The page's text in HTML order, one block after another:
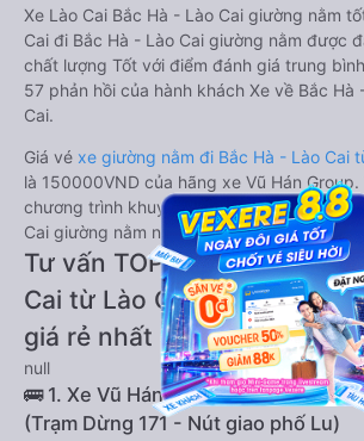
Xe Lào Cai Bắc Hà - Lào Cai giường nằm
Cai đi Bắc Hà - Lào Cai giường nằm được
chất lượng Tốt với điểm đánh giá trung
57 phản hồi của hành khách Xe về Bắc Hà
Cai.
Giá vé xe giường nằm đi Bắc Hà - Lào Cai
là 150000VND của hãng xe Vũ Hán
chương trình khuyến mãi, giá vé Xe Lào
Cai giường nằm này có thể sẽ rẻ hơn.
Tư vấn TOP 1 xe khách đi
Cai từ Lào Cai chất lượng
giá rẻ nhất 08/2026
null
🚌 1. Xe Vũ Hán Group khởi hành tại
(Trạm Dừng 171 - Nút giao phố Lu)